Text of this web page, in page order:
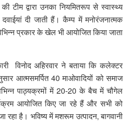
टीम द्वारा उनका नियमितरूप से स्वास्थ्य
दी जाती हैं। कैम्प में मनोरंजनात्मक
प्रकार के खेल भी आयोजित किया जाता
विनोद अहिरवार ने बताया कि कलेक्टर
आत्मसमर्पित 40 माओवादियों को समाज
पाठ्यक्रमों में 20-20 के बैच में चौगेल
आयोजित किए जा रहे हैं और सभी को
रहा है। भविष्य में मशरूम उत्पादन, बागवानी